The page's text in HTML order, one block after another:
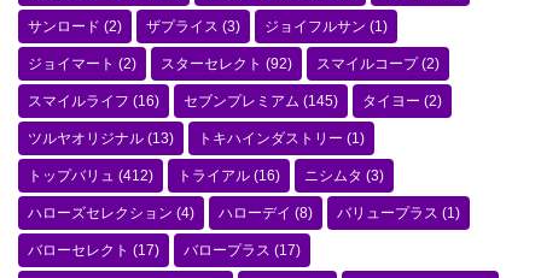
サンロード (2) ザプライス (3) ジョイフルサン (1)
ジョイマート (2) スターセレクト (92) スマイルコープ(2)
スマイルライフ (16) セブンプレミアム (145) タイヨー (2)
ツルヤオリジナル (13) トキハインダストリー (1)
トップバリュ (412) トライアル (16) ニシムタ (3)
ハローズセレクション (4) ハローデイ (8) バリュープラス (1)
バローセレクト (17) バロープラス (17)